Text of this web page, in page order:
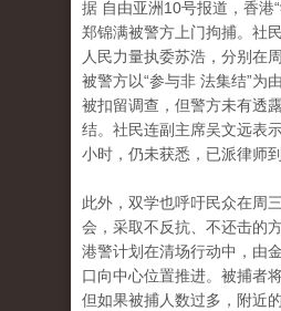
据 自由亚洲10号报道，香港
郑锦满被警方上门拘捕。社
人民力量执委苏浩，分别在
被警方以“参与非 法集结”为
被扣留调查，但警方未有透
结。社民连副主席吴文远表
小时，仍未获悉，已派律师
此外，双学也呼吁民众在周
会，采取不反抗、不还击的
港警计划在清场行动中，由
口向中心位置推进。被捕者
但如果被捕人数过多，附近